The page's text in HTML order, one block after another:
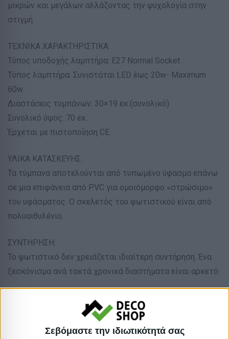
Σεβόμαστε την ιδιωτικότητά σας
μικρών και μεγάλων αλλάζοντας την ψυχολογία στην
στιγμή.
ΤΕΧΝΙΚΑ ΧΑΡΑΚΤΗΡΙΣΤΙΚΑ:
Τύπος υποδοχής λαμπτήρα: Ε27 Normal Socket
Τύπος λαμπτήρα: Συνιστάται LED έως 20w- Maximum
60w
Διαστάσεις τυμπάνων: 30×19 εκ.(συνολικό)
Συνολικό ύψος: 70 εκ.
Έρχεται με πιστοποίηση CE.
ΥΛΙΚΑ ΚΑΤΑΣΚΕΥΗΣ:
Τα τύμπανα αποτελούνται από τυπωμένο ύφασμα επάνω
σε μια επιφάνεια από PVC για ομοιόμορφο «στρώσιμο»
του υφάσματος. Ο σκελετός του φωτιστικού είναι από
πολυαιθυλένιο.
ΣΥΝΤΗΡΗΣΗ:
Το φωτιστικό δεν χρειάζεται ιδιαίτερη συντήρηση. Ένα
ξεσκόνισμα ανά τακτά χρονικά διαστήματα είναι αρκετό.
Η αισθητική υπεροχή αυτού του φωτιστικού με την
λευκή-κίτρινη διχρωμία, θα το κάνει να ξεχωρίζει στον